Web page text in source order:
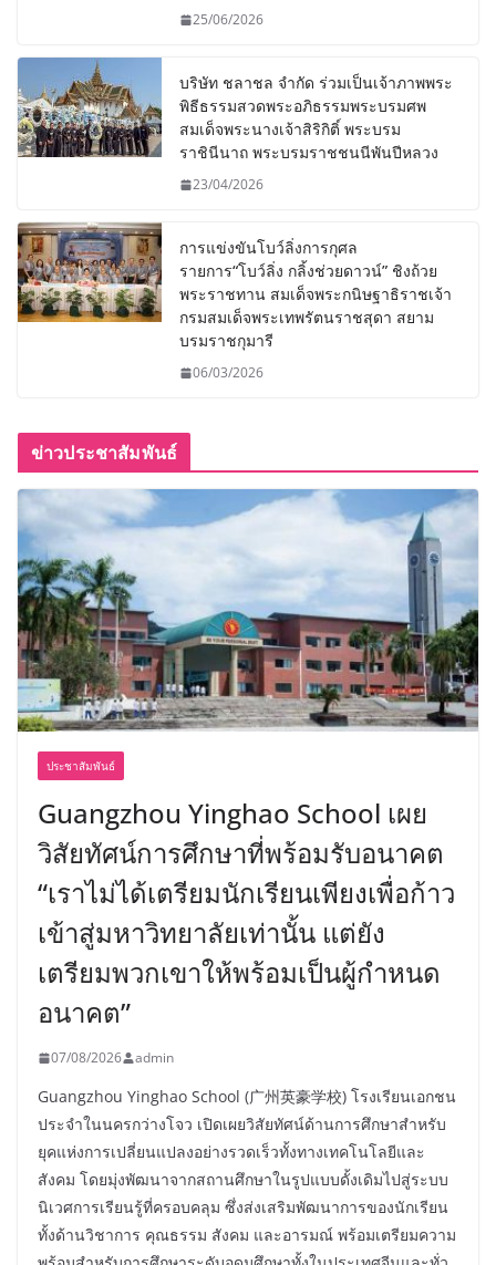
25/06/2026
บริษัท ชลาชล จำกัด ร่วมเป็นเจ้าภาพพระ
พิธีธรรมสวดพระอภิธรรมพระบรมศพ
สมเด็จพระนางเจ้าสิริกิติ์ พระบรม
ราชินีนาถ พระบรมราชชนนีพันปีหลวง
23/04/2026
การแข่งขันโบว์ลิ่งการกุศล
รายการ“โบว์ลิ่ง กลิ้งช่วยดาวน์” ชิงถ้วย
พระราชทาน สมเด็จพระกนิษฐาธิราชเจ้า
กรมสมเด็จพระเทพรัตนราชสุดา สยาม
บรมราชกุมารี
06/03/2026
ข่าวประชาสัมพันธ์
ประชาสัมพันธ์
Guangzhou Yinghao School เผย
วิสัยทัศน์การศึกษาที่พร้อมรับอนาคต
“เราไม่ได้เตรียมนักเรียนเพียงเพื่อก้าว
เข้าสู่มหาวิทยาลัยเท่านั้น แต่ยัง
เตรียมพวกเขาให้พร้อมเป็นผู้กำหนด
อนาคต”
07/08/2026 admin
Guangzhou Yinghao School (广州英豪学校) โรงเรียนเอกชน
ประจำในนครกว่างโจว เปิดเผยวิสัยทัศน์ด้านการศึกษาสำหรับ
ยุคแห่งการเปลี่ยนแปลงอย่างรวดเร็วทั้งทางเทคโนโลยีและ
สังคม โดยมุ่งพัฒนาจากสถานศึกษาในรูปแบบดั้งเดิมไปสู่ระบบ
นิเวศการเรียนรู้ที่ครอบคลุม ซึ่งส่งเสริมพัฒนาการของนักเรียน
ทั้งด้านวิชาการ คุณธรรม สังคม และอารมณ์ พร้อมเตรียมความ